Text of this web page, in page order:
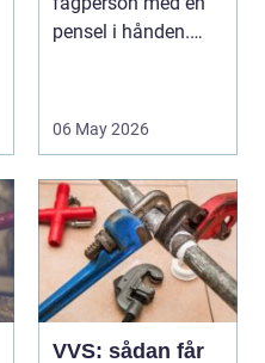
pensel i hånden.
06 May 2026
VVS: sådan får